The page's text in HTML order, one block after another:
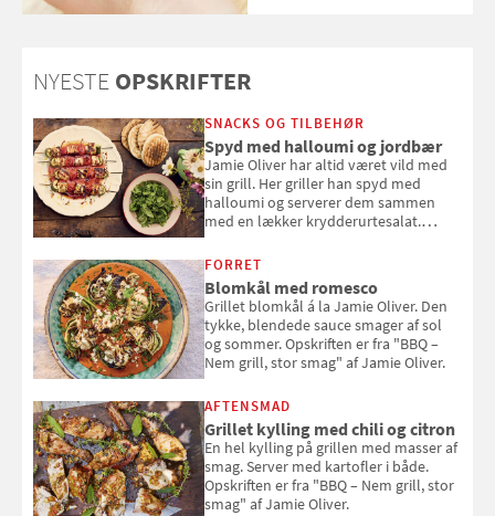
NYESTE OPSKRIFTER
SNACKS OG TILBEHØR
Spyd med halloumi og jordbær
Jamie Oliver har altid været vild med
sin grill. Her griller han spyd med
halloumi og serverer dem sammen
med en lækker krydderurtesalat.
smag" af Jamie Oliver.
FORRET
Blomkål med romesco
Grillet blomkål á la Jamie Oliver. Den
tykke, blendede sauce smager af sol
og sommer. Opskriften er fra "BBQ –
Nem grill, stor smag" af Jamie Oliver.
AFTENSMAD
Grillet kylling med chili og citron
En hel kylling på grillen med masser af
smag. Server med kartofler i både.
Opskriften er fra "BBQ – Nem grill, stor
smag" af Jamie Oliver.